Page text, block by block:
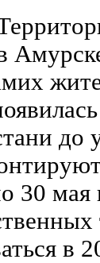
до
30
в